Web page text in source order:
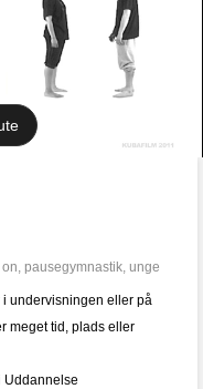
on pausegymnastik unge
undervisningen eller på
meget tid, plads eller
Uddannelse